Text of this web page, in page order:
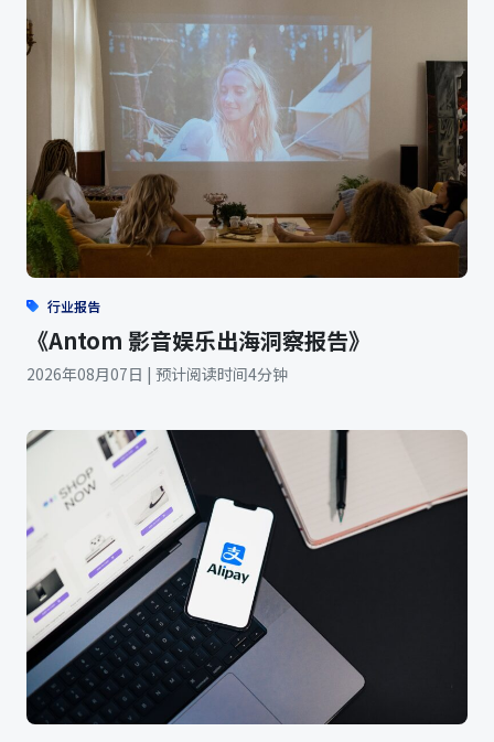
行业报告
《Antom 影音娱乐出海洞察报告》
2026年08月07日 | 预计阅读时间4分钟